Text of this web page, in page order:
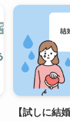
【試しに結